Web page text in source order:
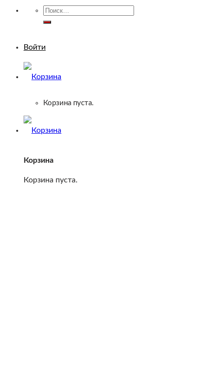
Искать:
Войти
Корзина пуста.
Корзина
Корзина пуста.